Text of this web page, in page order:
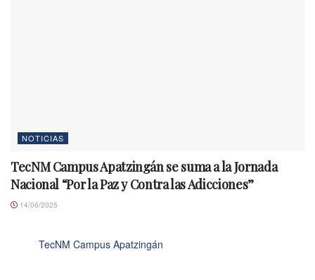
NOTICIAS
TecNM Campus Apatzingán se suma a la Jornada
Nacional “Por la Paz y Contra las Adicciones”
14/06/2025
TecNM Campus Apatzingán